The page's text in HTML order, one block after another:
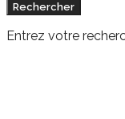
Rechercher
Entrez votre